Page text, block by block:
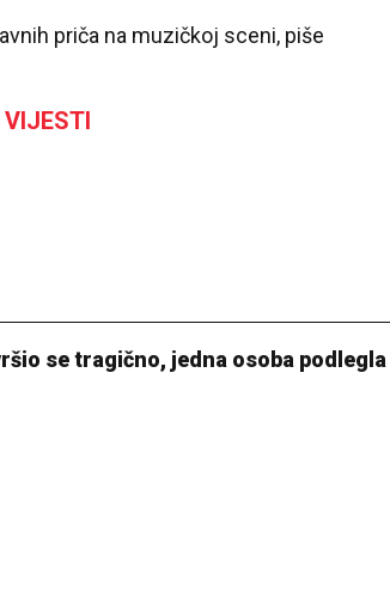
priča na muzičkoj sceni, piše
se tragično, jedna osoba podlegla